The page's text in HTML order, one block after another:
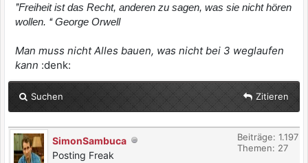
’’Freiheit ist das Recht, anderen zu sagen, was sie nicht hören
wollen. ‘‘ George Orwell
Man muss nicht Alles bauen, was nicht bei 3 weglaufen
kann :denk:
Suchen Zitieren
SimonSambuca
Posting Freak
Beiträge: 1.197
Themen: 27